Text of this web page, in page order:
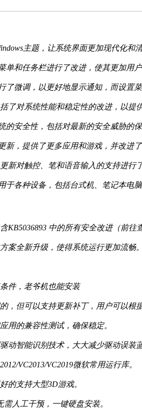
主题，让系统界面更加现代化和清
单和任务栏进行了改进，使其更加用
了微调，以更好地显示通知，而设置
了对系统性能和稳定性的改进，以提
的安全性，包括对最新的安全威胁的
，提供了更多应用和游戏，并改进了
新对触控、笔和语音输入的支持进行
于各种设备，包括台式机、笔记本电
KB5036893 中的所有安全改进（前往
案全新升级，使得系统运行更加流畅。
件，老爷机也能安装
，但可以支持更新补丁，用户可以根
用的兼容性测试，确保稳定。
动智能识别技术，大大减少驱动误装
VC2013/VC2019微软常用运行库。
的支持大型3D游戏。
人工干预，一键硬盘安装。